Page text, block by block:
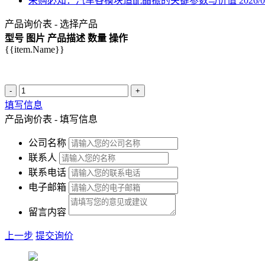
产品询价表 - 选择产品
型号 图片 产品描述 数量 操作
{{item.Name}}
- +
填写信息
产品询价表 - 填写信息
公司名称
联系人
联系电话
电子邮箱
留言内容
上一步 提交询价